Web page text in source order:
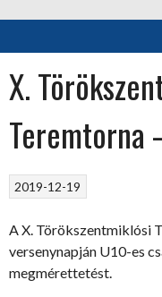
X.
Teremtorna
2019-12-19
A X. Törökszentmiklósi
versenynapján U10-es
megmérettetést.